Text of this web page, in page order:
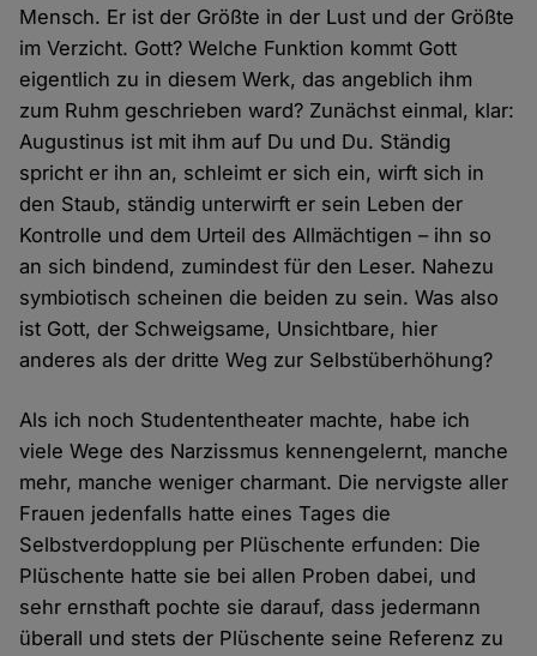
Mensch. Er ist der Größte in der Lust und der Größte
im Verzicht. Gott? Welche Funktion kommt Gott
eigentlich zu in diesem Werk, das angeblich ihm
zum Ruhm geschrieben ward? Zunächst einmal, klar:
Augustinus ist mit ihm auf Du und Du. Ständig
spricht er ihn an, schleimt er sich ein, wirft sich in
den Staub, ständig unterwirft er sein Leben der
Kontrolle und dem Urteil des Allmächtigen – ihn so
an sich bindend, zumindest für den Leser. Nahezu
symbiotisch scheinen die beiden zu sein. Was also
ist Gott, der Schweigsame, Unsichtbare, hier
anderes als der dritte Weg zur Selbstüberhöhung?
Als ich noch Studententheater machte, habe ich
viele Wege des Narzissmus kennengelernt, manche
mehr, manche weniger charmant. Die nervigste aller
Frauen jedenfalls hatte eines Tages die
Selbstverdopplung per Plüschente erfunden: Die
Plüschente hatte sie bei allen Proben dabei, und
sehr ernsthaft pochte sie darauf, dass jedermann
überall und stets der Plüschente seine Referenz zu